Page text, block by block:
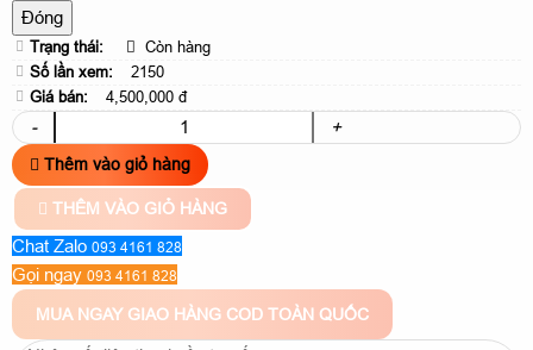
Đóng
Trạng thái:
Còn hàng
Số lần xem:
2150
Giá bán:
4,500,000 đ
- +
Thêm vào giỏ hàng
THÊM VÀO GIỎ HÀNG
Chat Zalo 093 4161 828
Gọi ngay 093 4161 828
MUA NGAY GIAO HÀNG COD TOÀN QUỐC